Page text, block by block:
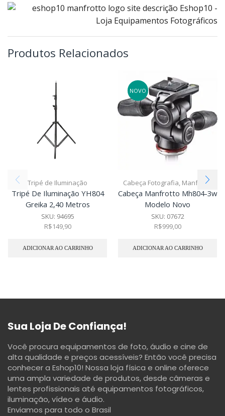
Produtos Relacionados
Tripé de Iluminação
Tripé De Iluminação YH804
Greika 2,40 Metros
SKU: 94695
R$149,90
ADICIONAR AO CARRINHO
NOVO
Cabeça Fotografia, Manfrotto
Cabeça Manfrotto Mh804-3w
Modelo Novo
SKU: 07672
R$999,00
ADICIONAR AO CARRINHO
Sua Loja De Confiança!
Você procura equipamentos de foto, áudio e cine de
alta qualidade e preços acessíveis? Então você precisa
conhecer a Eshop10! Nossa loja física e online oferece
uma ampla variedade de produtos, desde câmeras e
lentes profissionais até equipamentos fotográficos,
iluminação, vídeo e áudio.
Enviamos para todo o Brasil